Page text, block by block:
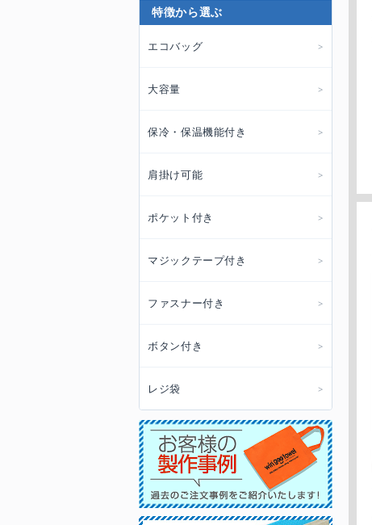
特徴から選ぶ
エコバッグ
大容量
保冷・保温機能付き
肩掛け可能
ポケット付き
マジックテープ付き
ファスナー付き
ボタン付き
レジ袋